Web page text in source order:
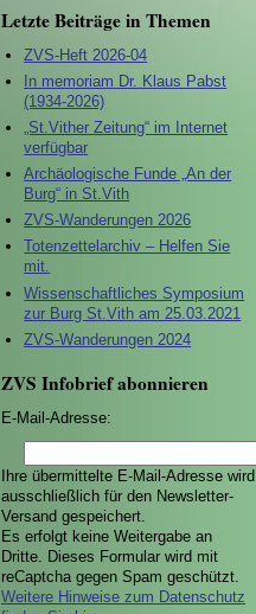
Letzte Beiträge in Themen
ZVS-Heft 2026-04
In memoriam Dr. Klaus Pabst
(1934-2026)
„St.Vither Zeitung“ im Internet
verfügbar
Archäologische Funde „An der
Burg“ in St.Vith
ZVS-Wanderungen 2026
Totenzettelarchiv – Helfen Sie
mit.
Wissenschaftliches Symposium
zur Burg St.Vith am 25.03.2021
ZVS-Wanderungen 2024
ZVS Infobrief abonnieren
E-Mail-Adresse:
Ihre übermittelte E-Mail-Adresse wird
ausschließlich für den Newsletter-
Versand gespeichert.
Es erfolgt keine Weitergabe an
Dritte. Dieses Formular wird mit
reCaptcha gegen Spam geschützt.
Weitere Hinweise zum Datenschutz